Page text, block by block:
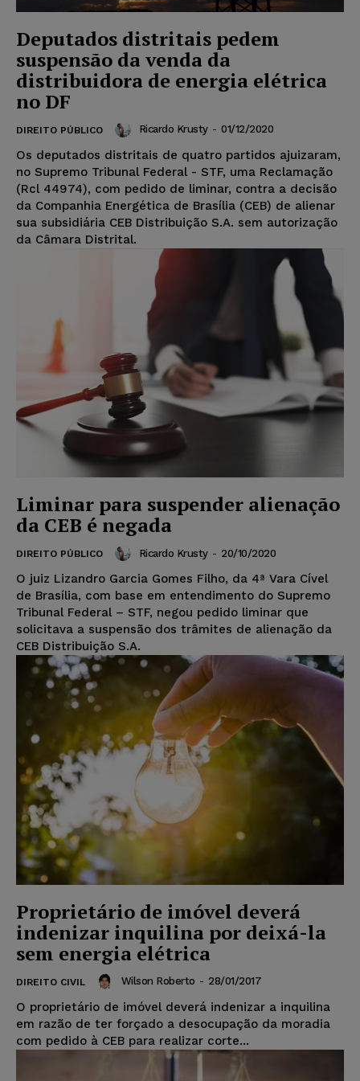
Deputados distritais pedem
suspensão da venda da
distribuidora de energia elétrica
no DF
DIREITO PÚBLICO Ricardo Krusty - 01/12/2020
Os deputados distritais de quatro partidos ajuizaram,
no Supremo Tribunal Federal - STF, uma Reclamação
(Rcl 44974), com pedido de liminar, contra a decisão
da Companhia Energética de Brasília (CEB) de alienar
sua subsidiária CEB Distribuição S.A. sem autorização
da Câmara Distrital.
Liminar para suspender alienação
da CEB é negada
DIREITO PÚBLICO Ricardo Krusty - 20/10/2020
O juiz Lizandro Garcia Gomes Filho, da 4ª Vara Cível
de Brasília, com base em entendimento do Supremo
Tribunal Federal – STF, negou pedido liminar que
solicitava a suspensão dos trâmites de alienação da
CEB Distribuição S.A.
Proprietário de imóvel deverá
indenizar inquilina por deixá-la
sem energia elétrica
DIREITO CIVIL Wilson Roberto - 28/01/2017
O proprietário de imóvel deverá indenizar a inquilina
em razão de ter forçado a desocupação da moradia
com pedido à CEB para realizar corte...